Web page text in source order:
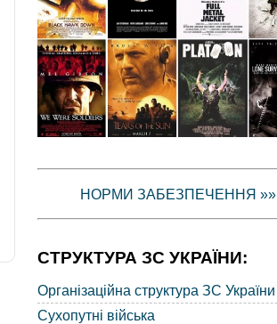
НОРМИ ЗАБЕЗПЕЧЕННЯ »»
СТРУКТУРА ЗС УКРАЇНИ:
Організаційна структура ЗС України
Сухопутні війська